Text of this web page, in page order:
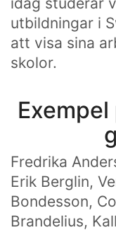
utbildningar i
att visa sina
skolor.
Fredrika
Erik Berglin,
Bondesson,
Brandelius,